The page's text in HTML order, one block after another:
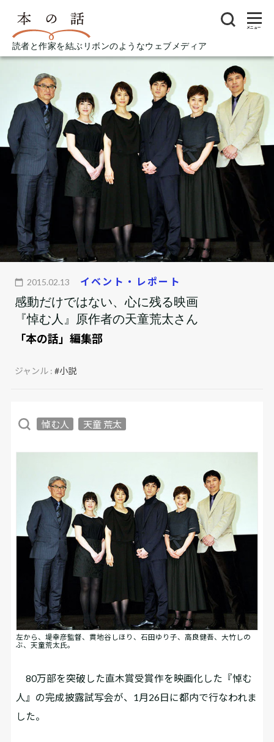
読者と作家を結ぶリボンのようなウェブメディア
メニュー
2015.02.13 イベント・レポート
感動だけではない、心に残る映画
『悼む人』原作者の天童荒太さん
「本の話」編集部
ジャンル :#小説
悼む人 天童 荒太
左から、堤幸彦監督、貫地谷しほり、石田ゆり子、高良健吾、大竹しの
ぶ、天童荒太氏。
80万部を突破した直木賞受賞作を映画化した『悼む
人』の完成披露試写会が、1月26日に都内で行なわれま
した。